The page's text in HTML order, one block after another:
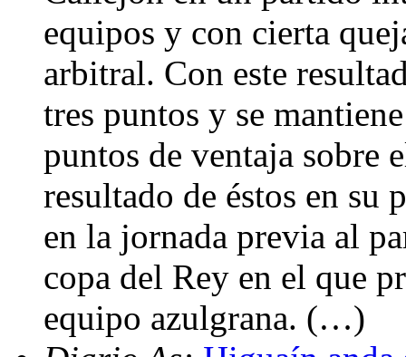
equipos y con cierta
arbitral. Con este
tres puntos y se
puntos de ventaja sobre
resultado de éstos en su
en la jornada previa al
copa del Rey en el que
equipo azulgrana. (…)